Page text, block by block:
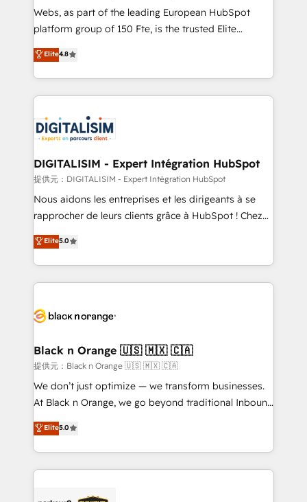
HubSpot pros 📊 Lead generation services using
HubSpot Why us? - SIX HubSpot Accreditations -
CRM, Solutions Architecture, Onboarding , Data
Migration, Custom Integration & Platform
team of 25+ experts Contact us today to help you
get more from your investment in HubSpot.
Webs, as part of the leading European HubSpot
platform group of 150 Fte, is the trusted Elite
HubSpot CRM Partner offering you a roadmap on
maximizing EBITDA and achieving Commercial
Excellence. With our targeted processes, we
strengthen your digital transformation and minimize
Implementation partner, we provide expertise to
drive your business forward. Since 2015 we are fully
dedicated to HubSpot and with an experienced
team (50+), we work with reputable companies in
B2B sectors such as manufacturing, SaaS and
business services. We prepare a customized
impact of your digital transformation, including a
detailed financial rationale with a focus on ROI and
embark on a transformational journey that sets your
business up for long-term success. Unlock your
business. If not now, when?
Elite4.8
DIGITALISIM - Expert Intégration HubSpot
提供元：DIGITALISIM - Expert Intégration HubSpot
Nous aidons les entreprises et les dirigeants à se
rapprocher de leurs clients grâce à HubSpot ! Chez
DIGITALISIM, nous avons l'intime conviction que la
réussite des entreprises passe par l’innovation web,
le marketing digital, et la relation client ! C'est
pourquoi, nos experts sont à la fois capables de
référencement, votre stratégie digitale et le pilotage
projet HubSpot avec DIGITALISIM : 🧽 Nettoyage,
migration et intégration des bases de données. 🚀
Développement des interfaces avec vos logiciels
métiers ⚙️ Configuration de la plateforme HubSpot
Book Process & Guidelines utilisateurs 🎓
Formations des utilisateurs
Elite5.0
Black n Orange 🇺🇸 🇲🇽 🇨🇦
提供元：Black n Orange 🇺🇸 🇲🇽 🇨🇦
We don’t just optimize — we transform businesses.
At Black n Orange, we go beyond traditional Inbound
Marketing with our exclusive methodologies:
BOOMS and BOOST. Together, they form a powerful
combination that has driven success for over 800
businesses worldwide. As Elite HubSpot Partners, we
Elite5.0